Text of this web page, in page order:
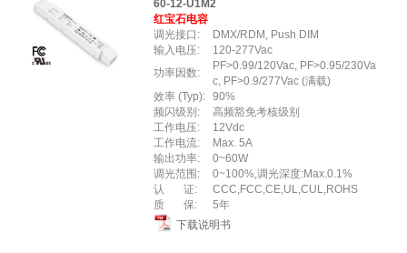
60-12-U1M2
红宝石电容
调光接口:
DMX/RDM, Push DIM
输入电压:
120-277Vac
功率因数:
PF>0.99/120Vac, PF>0.95/230Va
c, PF>0.9/277Vac (满载)
效率 (Typ): 90%
频闪级别:
高频豁免考核级别
工作电压:
12Vdc
工作电流:
Max. 5A
输出功率:
0~60W
调光范围:
0~100%,调光深度:Max.0.1%
认 证:
CCC,FCC,CE,UL,CUL,ROHS
质 保:
5年
下载说明书